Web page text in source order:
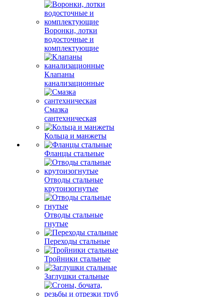
Воронки, лотки
водосточные и
комплектующие
Клапаны
канализационные
Смазка
сантехническая
Кольца и манжеты
Фланцы стальные
Отводы стальные
крутоизогнутые
Отводы стальные
гнутые
Переходы стальные
Тройники стальные
Заглушки стальные